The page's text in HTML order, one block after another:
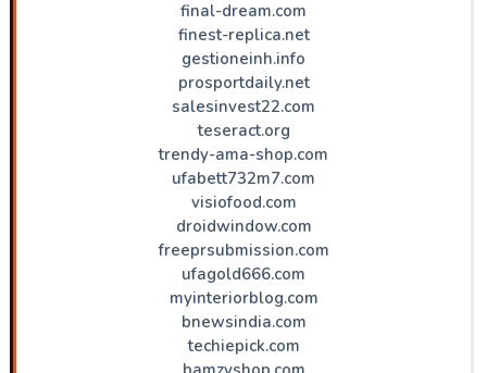
final-dream.com
finest-replica.net
gestioneinh.info
prosportdaily.net
salesinvest22.com
teseract.org
trendy-ama-shop.com
ufabett732m7.com
visiofood.com
droidwindow.com
freeprsubmission.com
ufagold666.com
myinteriorblog.com
bnewsindia.com
techiepick.com